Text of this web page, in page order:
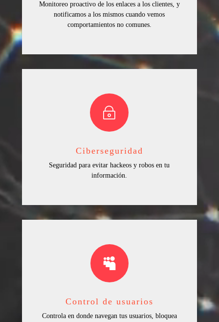
Monitoreo proactivo de los enlaces a los clientes, y
notificamos a los mismos cuando vemos
comportamientos no comunes.
~
Ciberseguridad
Seguridad para evitar hackeos y robos en tu
información.

Control de usuarios
Controla en donde navegan tus usuarios, bloquea